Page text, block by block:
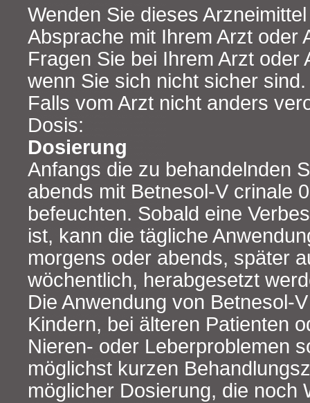
Wenden Sie dieses
Absprache mit Ihrem Arzt oder
Fragen Sie bei Ihrem Arzt oder
wenn Sie sich nicht sicher sind.
Falls vom Arzt nicht anders
Dosis:
Dosierung
Anfangs die zu behandelnden
abends mit Betnesol-V crinale
befeuchten. Sobald eine
ist, kann die tägliche
morgens oder abends, später
wöchentlich, herabgesetzt
Die Anwendung von Betnesol-
Kindern, bei älteren Patienten
Nieren- oder Leberproblemen
möglichst kurzen
möglicher Dosierung, die noch